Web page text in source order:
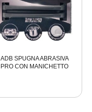
ADB SPUGNA ABRASIVA
PRO CON MANICHETTO